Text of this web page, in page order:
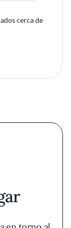
cerca de